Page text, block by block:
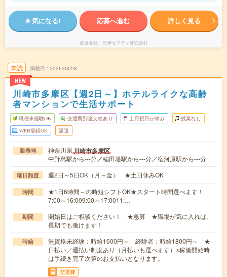
気になる! 応募へ進む 詳しく見る
派遣会社 日伸セフティ株式会社
未読
NEW
掲載日 2026/08/08
川崎市多摩区【週2日～】ホテルライクな高齢
者マンションで生活サポート
職種未経験OK 交通費別途支給あり 土日祝日が休み 残業なし
WEB登録OK 派遣
勤務地 神奈川県川崎市多摩区
中野島駅から---分／稲田堤駅から---分／宿河原駅から---分
曜日頻度 週2日～5日OK（月～金） ★土日休みOK
時間
★1日6時間～の時短シフトOK★スタート時間選べます！
7:00～16:009:00～17:0011:…
期間
開始日はご相談ください！ ★急募 ★職場が気に入れば、
長期でも働けます！
時給
無資格未経験：時給1600円～ 経験者：時給1800円～ ★
日払い／週払い制度あり（月払いも選べます）※稼働開始時
は手続き完了次第のお支払いとなります。
交通費